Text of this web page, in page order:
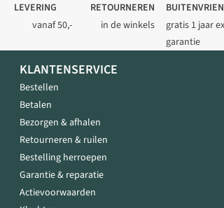
LEVERING
vanaf 50,-
RETOURNEREN
in de winkels
gratis 1 jaar
garantie
KLANTENSERVICE
Bestellen
Betalen
Bezorgen & afhalen
Retourneren & ruilen
Bestelling herroepen
Garantie & reparatie
Actievoorwaarden